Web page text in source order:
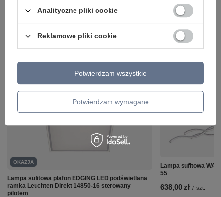
ZOBACZ RÓWNIEŻ
OKAZJA
Lampa sufitowa plafon EDGING LED podświetlana
ramka Leuchten Direkt 14850-16 sterowany
pilotem
Lampa sufitowa
55
638,00 zł / szt.
Analityczne pliki cookie
Reklamowe pliki cookie
Potwierdzam wymagane
Potwierdzam wszystkie